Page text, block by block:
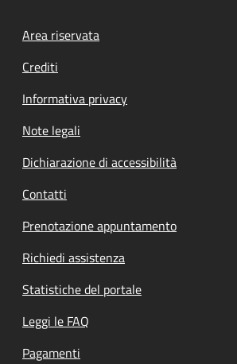
Footer menu
Area riservata
Crediti
Informativa privacy
Note legali
Dichiarazione di accessibilità
Contatti
Prenotazione appuntamento
Richiedi assistenza
Statistiche del portale
Leggi le FAQ
Pagamenti